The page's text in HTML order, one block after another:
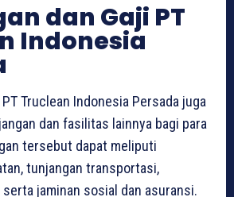
dan Gaji PT
Indonesia
Truclean Indonesia Persada juga
dan fasilitas lainnya bagi para
tersebut dapat meliputi
tunjangan transportasi,
serta jaminan sosial dan asuransi.